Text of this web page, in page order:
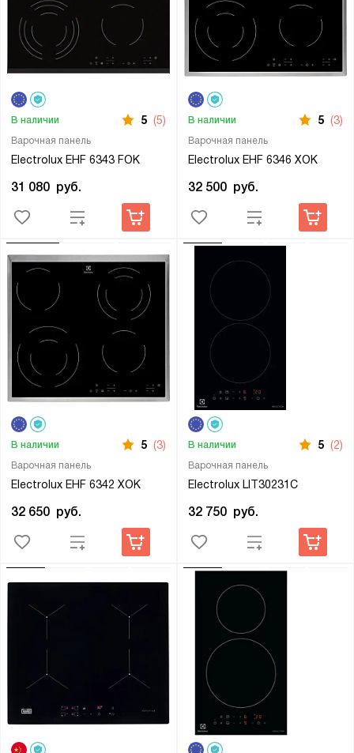
Варочная панель
Electrolux EHF 6343 FOK
В наличии 5 (5)
31 080 руб.
Варочная панель
Electrolux EHF 6346 XOK
В наличии 5 (3)
32 500 руб.
Варочная панель
Electrolux EHF 6342 XOK
В наличии 5 (3)
32 650 руб.
Варочная панель
Electrolux LIT30231C
В наличии 5 (2)
32 750 руб.